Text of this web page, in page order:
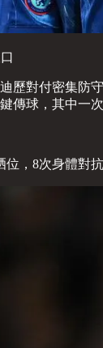
歷對付密集防
傳球，其中一
位，8次身體對